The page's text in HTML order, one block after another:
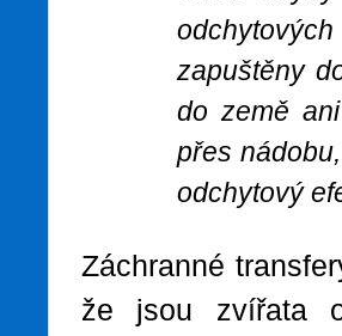
zapuštěny
do země
přes
odchytový
Záchranné
že jsou zvířata